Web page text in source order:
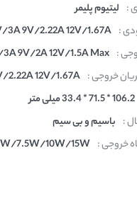
: لیتیوم پلیمر
:
3A 9V/2.22A 12V/1.67A
:
9V/2A 12V/1.5A Max
خروجی : 2.22A 12V/1.67A
106.2 * 71.5 * 33.4 میلی متر
: باسیم و بی سیم
خروجی : 7.5W/10W/15W